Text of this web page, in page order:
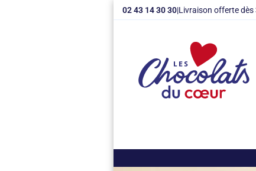
02 43 14 30 30|Livraison offerte dès